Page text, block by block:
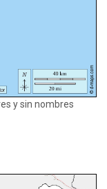
y sin nombres